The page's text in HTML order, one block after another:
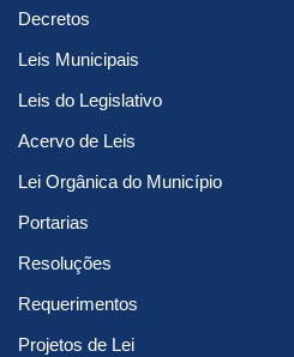
Decretos
Leis Municipais
Leis do Legislativo
Acervo de Leis
Lei Orgânica do Município
Portarias
Resoluções
Requerimentos
Projetos de Lei